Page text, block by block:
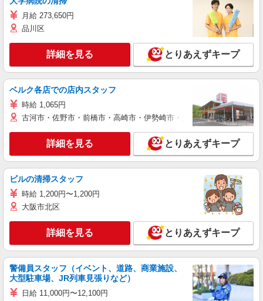
月給 273,650円
品川区
詳細を見る とりあえずキープ
ベルク各店での店内スタッフ
時給 1,065円
古河市・佐野市・前橋市・高崎市・伊勢崎市・太田市・館林市・藤
詳細を見る とりあえずキープ
ビルの清掃スタッフ
時給 1,200円〜1,200円
大阪市北区
詳細を見る とりあえずキープ
警備員スタッフ（イベント、道路、商業施設、
大型駐車場、JR列車見張りなど）
日給 11,000円〜12,100円